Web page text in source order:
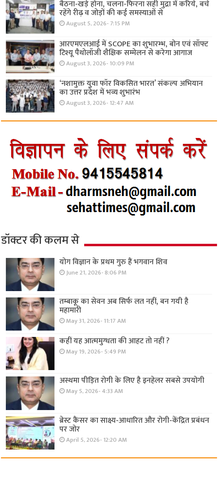
बैठना-खड़े होना, चलना-फिरना सही मुद्रा में करिये, बचे
रहेंगे रीढ़ व जोड़ों की कई समस्याओं से
August 5, 2026- 7:15 PM
आरएमएलआई में SCOPE का शुभारम्भ, बोन एवं सॉफ्ट
टिश्यू पैथोलॉजी शैक्षिक सम्मेलन से करेगा आगाज
August 3, 2026- 10:09 PM
‘नशामुक्त युवा फॉर विकसित भारत’ संकल्प अभियान
का उत्तर प्रदेश में भव्य शुभारंभ
August 3, 2026- 12:47 AM
डॉक्टर की कलम से
योग विज्ञान के प्रथम गुरु हैं भगवान शिव
June 21, 2026- 8:06 PM
तम्बाकू का सेवन अब सिर्फ लत नहीं, बन गयी है
महामारी
May 31, 2026- 11:17 AM
कहीं यह आत्ममुग्धता की आहट तो नहीं ?
May 19, 2026- 5:49 PM
अस्थमा पीड़ित रोगी के लिए है इनहेलर सबसे उपयोगी
May 5, 2026- 4:33 AM
ब्रेस्ट कैंसर का साक्ष्य-आधारित और रोगी-केंद्रित प्रबंधन
पर जोर
April 5, 2026- 12:20 AM